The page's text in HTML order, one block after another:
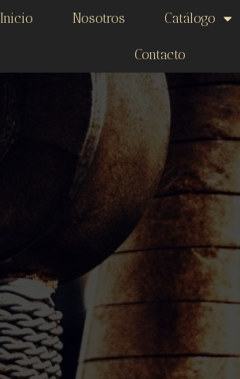
Inicio Nosotros Catálogo
Contacto